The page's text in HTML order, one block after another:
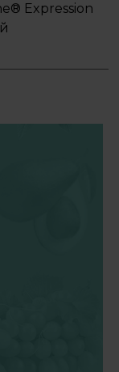
Expression